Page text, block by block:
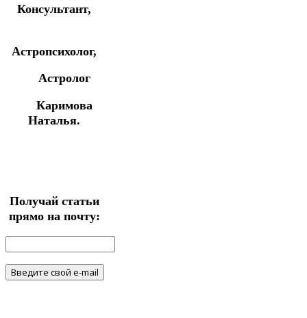
Консультант,
Астропсихолог,
Астролог
Каримова
Наталья.
Получай статьи
прямо на почту: